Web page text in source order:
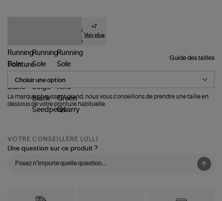
+7
Voir plus
Guide des tailles
Pointure
La marque chaussant grand, nous vous conseillons de prendre une taille en
dessous de votre pointure habituelle.
VOTRE CONSEILLÈRE LULLI
Une question sur ce produit ?